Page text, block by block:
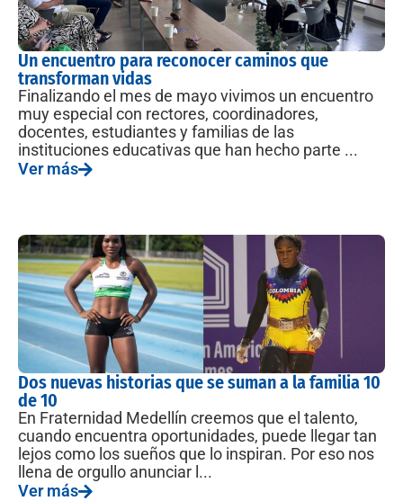
Un encuentro para reconocer caminos que
transforman vidas
Finalizando el mes de mayo vivimos un encuentro
muy especial con rectores, coordinadores,
docentes, estudiantes y familias de las
instituciones educativas que han hecho parte ...
Ver más
Dos nuevas historias que se suman a la familia 10
de 10
En Fraternidad Medellín creemos que el talento,
cuando encuentra oportunidades, puede llegar tan
lejos como los sueños que lo inspiran. Por eso nos
llena de orgullo anunciar l...
Ver más